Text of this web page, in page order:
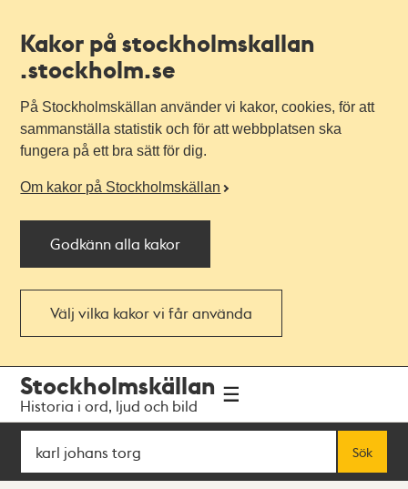
Kakor på stockholmskallan
.stockholm.se
På Stockholmskällan använder vi kakor, cookies, för att
sammanställa statistik och för att webbplatsen ska
fungera på ett bra sätt för dig.
Om kakor på Stockholmskällan
Godkänn alla kakor
Välj vilka kakor vi får använda
navigationen
huvudinnehållet
Stockholmskällan
Historia i ord, ljud och bild
Sök
Sök